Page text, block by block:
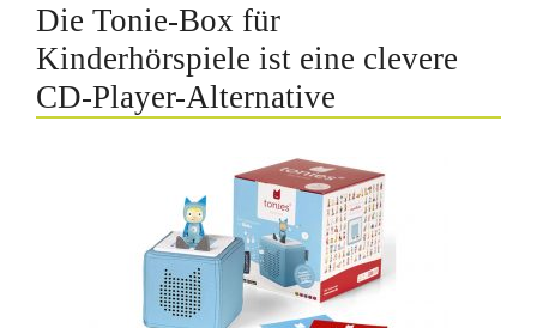
Die Tonie-Box für
Kinderhörspiele ist eine clevere
CD-Player-Alternative